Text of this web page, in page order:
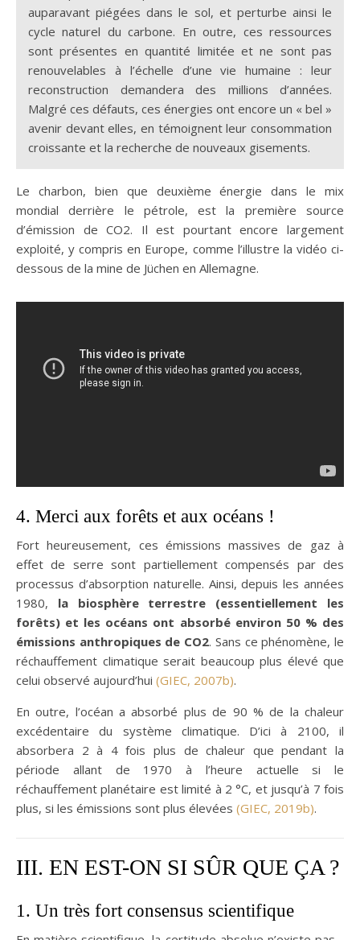
auparavant piégées dans le sol, et perturbe ainsi le
cycle naturel du carbone. En outre, ces ressources
sont présentes en quantité limitée et ne sont pas
renouvelables à l’échelle d’une vie humaine : leur
reconstruction demandera des millions d’années.
Malgré ces défauts, ces énergies ont encore un « bel »
avenir devant elles, en témoignent leur consommation
croissante et la recherche de nouveaux gisements.
Le charbon, bien que deuxième énergie dans le mix
mondial derrière le pétrole, est la première source
d’émission de CO2. Il est pourtant encore largement
exploité, y compris en Europe, comme l’illustre la vidéo ci-
dessous de la mine de Jüchen en Allemagne.
4. Merci aux forêts et aux océans !
Fort heureusement, ces émissions massives de gaz à
effet de serre sont partiellement compensés par des
processus d’absorption naturelle. Ainsi, depuis les années
1980, la biosphère terrestre (essentiellement les
forêts) et les océans ont absorbé environ 50 % des
émissions anthropiques de CO2. Sans ce phénomène, le
réchauffement climatique serait beaucoup plus élevé que
celui observé aujourd’hui (GIEC, 2007b).
En outre, l’océan a absorbé plus de 90 % de la chaleur
excédentaire du système climatique. D’ici à 2100, il
absorbera 2 à 4 fois plus de chaleur que pendant la
période allant de 1970 à l’heure actuelle si le
réchauffement planétaire est limité à 2 °C, et jusqu’à 7 fois
plus, si les émissions sont plus élevées (GIEC, 2019b).
III. EN EST-ON SI SÛR QUE ÇA ?
1. Un très fort consensus scientifique